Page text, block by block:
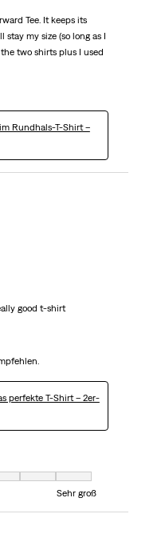
Tee. It keeps its
my size (so long as I
two shirts plus I used
Rundhals-T-Shirt –
good t-shirt
perfekte T-Shirt – 2er-
klein ist und 7 gleich Sehr groß
Sehr groß